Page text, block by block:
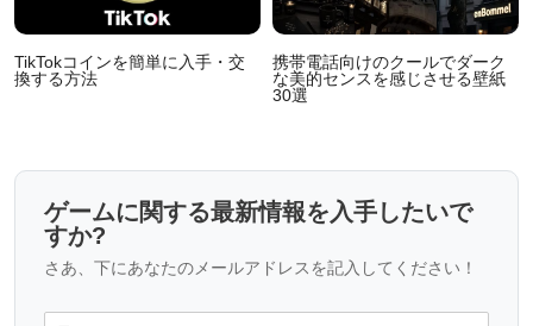
TikTokコインを簡単に入手・交
換する方法
携帯電話向けのクールでダーク
な美的センスを感じさせる壁紙
30選
ゲームに関する最新情報を入手したいで
すか?
さあ、下にあなたのメールアドレスを記入してください！